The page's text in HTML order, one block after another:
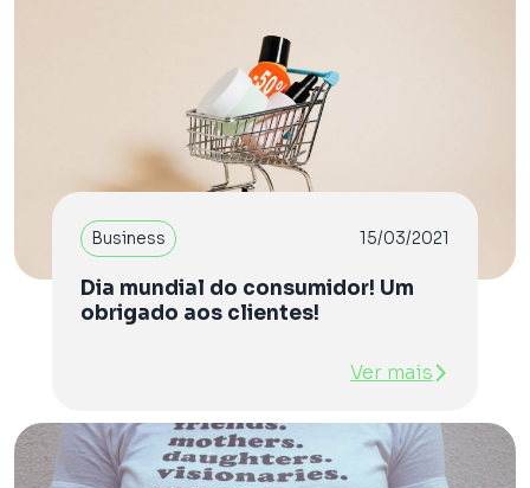
Business 15/03/2021
Dia mundial do consumidor! Um
obrigado aos clientes!
Ver mais